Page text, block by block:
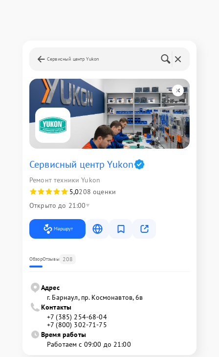
Сервисный центр Yukon
Сервисный центр Yukon
Ремонт техники Yukon
5,0208 оценки
Открыто до 21:00
Маршрут
ОбзорОтзывы 208
Адрес
г. Барнаул, ​пр. Космонавтов, 6в
Контакты
+7 (385) 254-68-04
+7 (800) 302-71-75
Время работы
Работаем с 09:00 до 21:00